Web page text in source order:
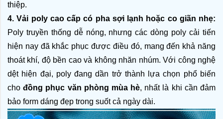
thiệp.
Poly truyền thống dễ nóng, nhưng các dòng poly cải tiến
hiện nay đã khắc phục được điều đó, mang đến khả năng
thoát khí, độ bền cao và không nhăn nhúm. Với công nghệ
dệt hiện đại, poly đang dần trở thành lựa chọn phổ biến
cho đồng phục văn phòng mùa hè, nhất là khi cần đảm
bảo form dáng đẹp trong suốt cả ngày dài.